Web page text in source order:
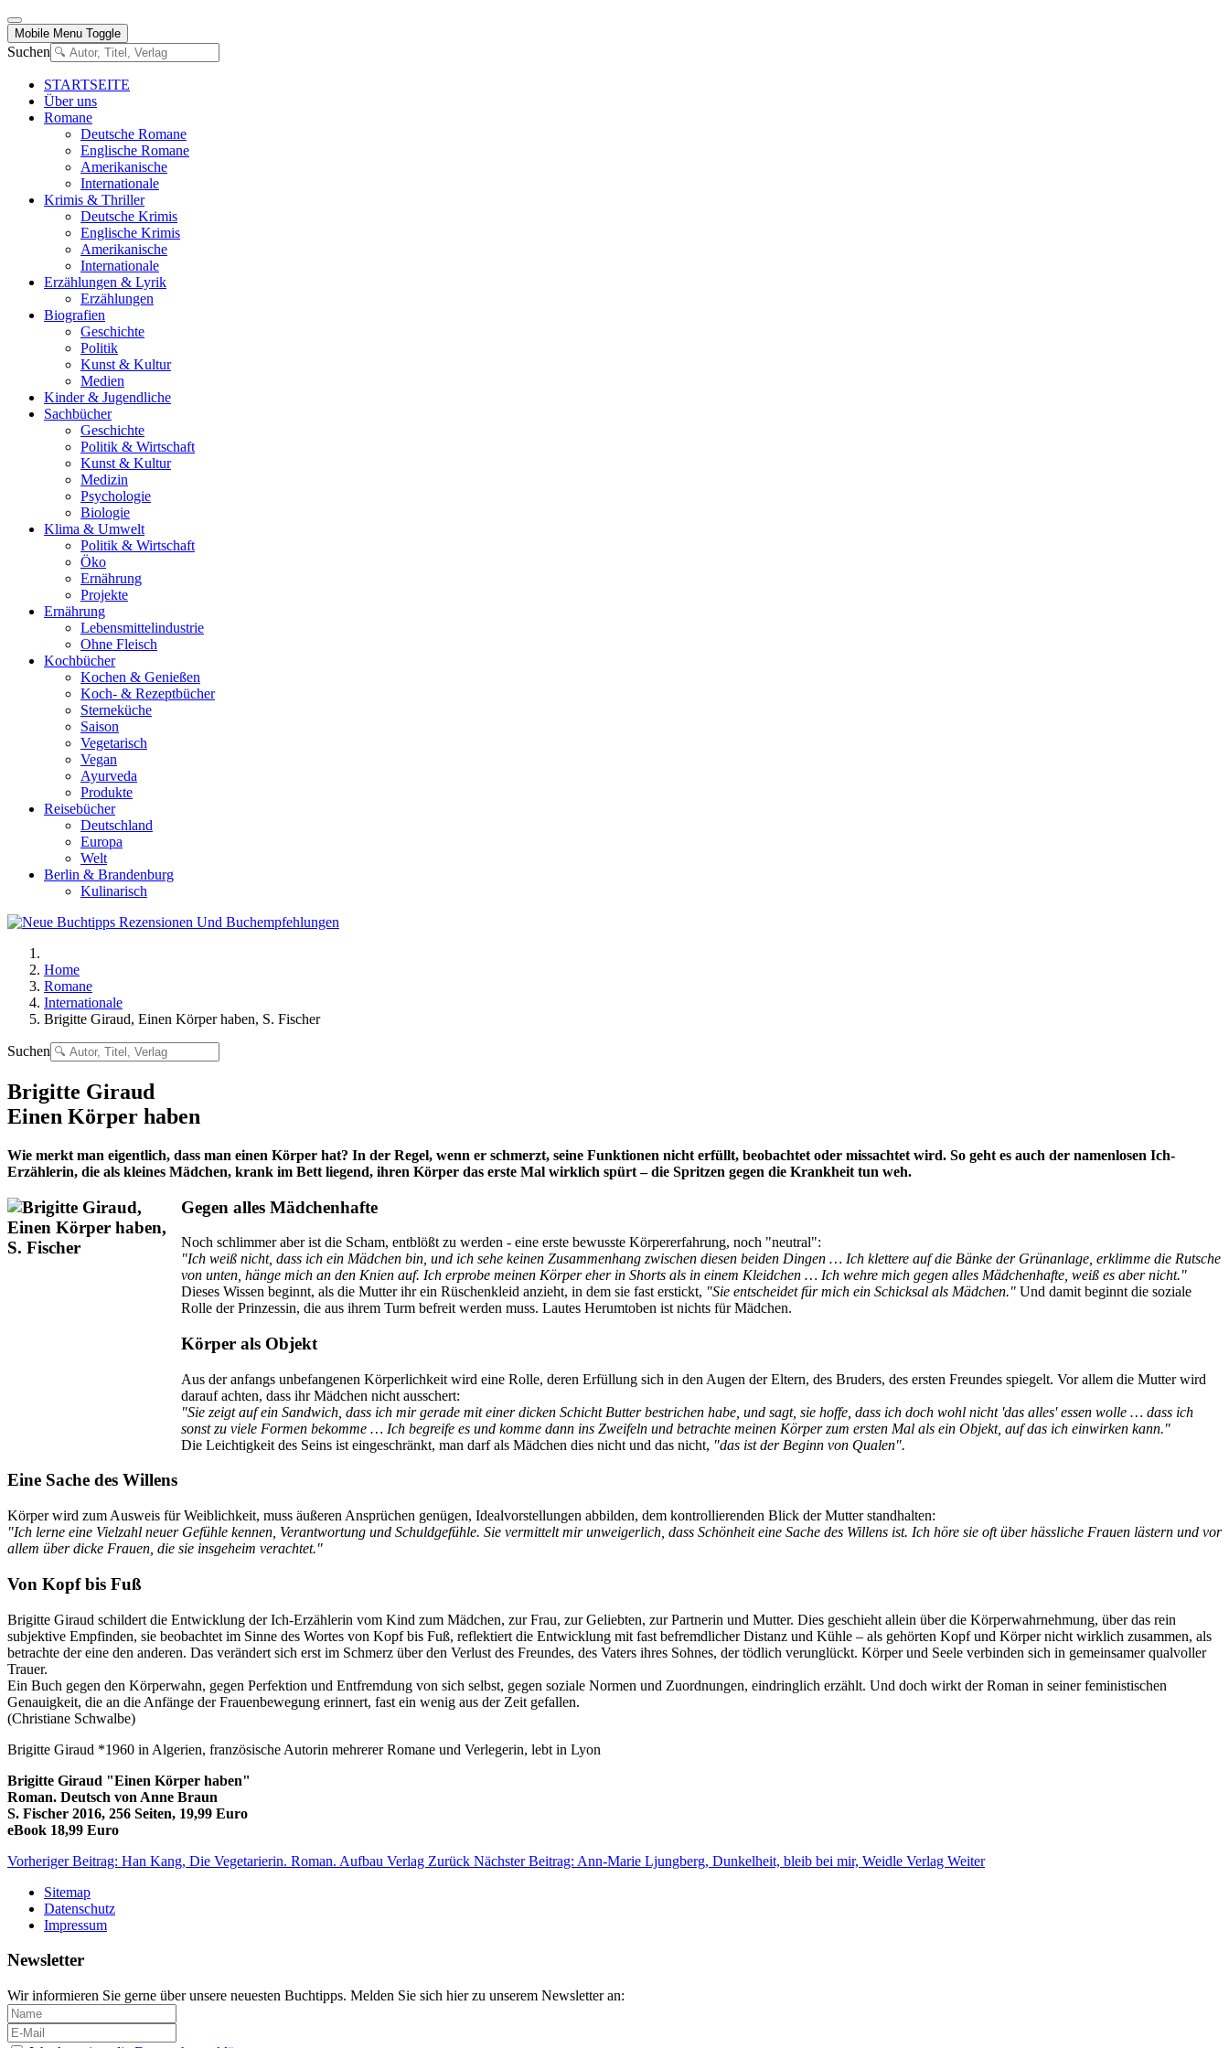
Mobile Menu Toggle
Suchen
STARTSEITE
Über uns
Romane
Deutsche Romane
Englische Romane
Amerikanische
Internationale
Krimis & Thriller
Deutsche Krimis
Englische Krimis
Amerikanische
Internationale
Erzählungen & Lyrik
Erzählungen
Biografien
Geschichte
Politik
Kunst & Kultur
Medien
Kinder & Jugendliche
Sachbücher
Geschichte
Politik & Wirtschaft
Kunst & Kultur
Medizin
Psychologie
Biologie
Klima & Umwelt
Politik & Wirtschaft
Öko
Ernährung
Projekte
Ernährung
Lebensmittelindustrie
Ohne Fleisch
Kochbücher
Kochen & Genießen
Koch- & Rezeptbücher
Sterneküche
Saison
Vegetarisch
Vegan
Ayurveda
Produkte
Reisebücher
Deutschland
Europa
Welt
Berlin & Brandenburg
Kulinarisch
Home
Romane
Internationale
Brigitte Giraud, Einen Körper haben, S. Fischer
Suchen
Brigitte Giraud
Einen Körper haben
Wie merkt man eigentlich, dass man einen Körper hat? In der Regel, wenn er schmerzt, seine Funktionen nicht erfüllt, beobachtet oder missachtet wird. So geht es auch der namenlosen Ich-
Erzählerin, die als kleines Mädchen, krank im Bett liegend, ihren Körper das erste Mal wirklich spürt – die Spritzen gegen die Krankheit tun weh.
Gegen alles Mädchenhafte
Noch schlimmer aber ist die Scham, entblößt zu werden - eine erste bewusste Körpererfahrung, noch "neutral":
"Ich weiß nicht, dass ich ein Mädchen bin, und ich sehe keinen Zusammenhang zwischen diesen beiden Dingen … Ich klettere auf die Bänke der Grünanlage, erklimme die Rutsche
von unten, hänge mich an den Knien auf. Ich erprobe meinen Körper eher in Shorts als in einem Kleidchen … Ich wehre mich gegen alles Mädchenhafte, weiß es aber nicht."
Dieses Wissen beginnt, als die Mutter ihr ein Rüschenkleid anzieht, in dem sie fast erstickt, "Sie entscheidet für mich ein Schicksal als Mädchen." Und damit beginnt die soziale
Rolle der Prinzessin, die aus ihrem Turm befreit werden muss. Lautes Herumtoben ist nichts für Mädchen.
Körper als Objekt
Aus der anfangs unbefangenen Körperlichkeit wird eine Rolle, deren Erfüllung sich in den Augen der Eltern, des Bruders, des ersten Freundes spiegelt. Vor allem die Mutter wird
darauf achten, dass ihr Mädchen nicht ausschert:
"Sie zeigt auf ein Sandwich, dass ich mir gerade mit einer dicken Schicht Butter bestrichen habe, und sagt, sie hoffe, dass ich doch wohl nicht 'das alles' essen wolle … dass ich
sonst zu viele Formen bekomme … Ich begreife es und komme dann ins Zweifeln und betrachte meinen Körper zum ersten Mal als ein Objekt, auf das ich einwirken kann."
Die Leichtigkeit des Seins ist eingeschränkt, man darf als Mädchen dies nicht und das nicht, "das ist der Beginn von Qualen".
Eine Sache des Willens
Körper wird zum Ausweis für Weiblichkeit, muss äußeren Ansprüchen genügen, Idealvorstellungen abbilden, dem kontrollierenden Blick der Mutter standhalten:
"Ich lerne eine Vielzahl neuer Gefühle kennen, Verantwortung und Schuldgefühle. Sie vermittelt mir unweigerlich, dass Schönheit eine Sache des Willens ist. Ich höre sie oft über hässliche Frauen lästern und vor
allem über dicke Frauen, die sie insgeheim verachtet."
Von Kopf bis Fuß
Brigitte Giraud schildert die Entwicklung der Ich-Erzählerin vom Kind zum Mädchen, zur Frau, zur Geliebten, zur Partnerin und Mutter. Dies geschieht allein über die Körperwahrnehmung, über das rein
subjektive Empfinden, sie beobachtet im Sinne des Wortes von Kopf bis Fuß, reflektiert die Entwicklung mit fast befremdlicher Distanz und Kühle – als gehörten Kopf und Körper nicht wirklich zusammen, als
betrachte der eine den anderen. Das verändert sich erst im Schmerz über den Verlust des Freundes, des Vaters ihres Sohnes, der tödlich verunglückt. Körper und Seele verbinden sich in gemeinsamer qualvoller
Trauer.
Ein Buch gegen den Körperwahn, gegen Perfektion und Entfremdung von sich selbst, gegen soziale Normen und Zuordnungen, eindringlich erzählt. Und doch wirkt der Roman in seiner feministischen
Genauigkeit, die an die Anfänge der Frauenbewegung erinnert, fast ein wenig aus der Zeit gefallen.
(Christiane Schwalbe)
Brigitte Giraud *1960 in Algerien, französische Autorin mehrerer Romane und Verlegerin, lebt in Lyon
Brigitte Giraud "Einen Körper haben"
Roman. Deutsch von Anne Braun
S. Fischer 2016, 256 Seiten, 19,99 Euro
eBook 18,99 Euro
Vorheriger Beitrag: Han Kang, Die Vegetarierin. Roman. Aufbau Verlag Zurück Nächster Beitrag: Ann-Marie Ljungberg, Dunkelheit, bleib bei mir, Weidle Verlag Weiter
Sitemap
Datenschutz
Impressum
Newsletter
Wir informieren Sie gerne über unsere neuesten Buchtipps. Melden Sie sich hier zu unserem Newsletter an: